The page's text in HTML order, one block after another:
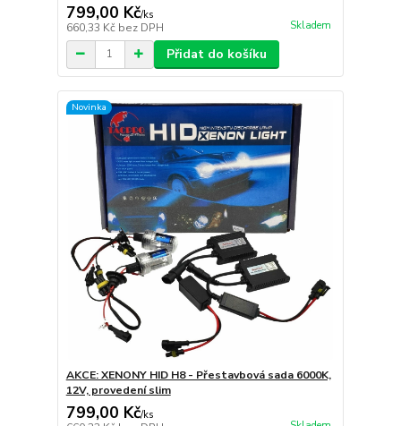
799,00 Kč/ks
660,33 Kč bez DPH Skladem
Přidat do košíku
Novinka
AKCE: XENONY HID H8 - Přestavbová sada 6000K,
12V, provedení slim
799,00 Kč/ks